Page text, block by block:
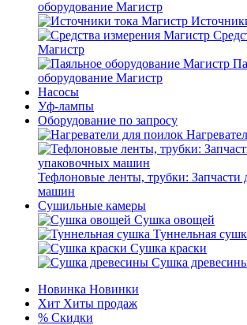
оборудование Магистр
Магистр
оборудование Магистр
Насосы
Уф-лампы
Оборудование по запросу
Тефлоновые ленты, трубки: Запчасти
машин
Сушильные камеры
Сушка овощей
Туннельная
Сушка краски
Сушка
Новинка Новинки
Хит Хиты продаж
% Скидки